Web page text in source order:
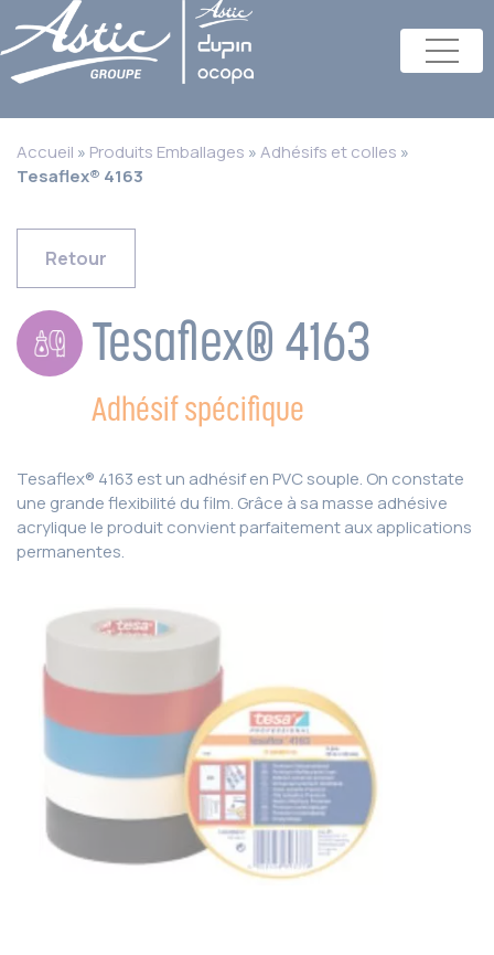
Accueil » Produits Emballages »Adhésifs et colles »
Tesaflex® 4163
Retour
Tesaflex® 4163
Adhésif spécifique
Tesaflex® 4163 est un adhésif en PVC souple. On constate
une grande flexibilité du film. Grâce à sa masse adhésive
acrylique le produit convient parfaitement aux applications
permanentes.